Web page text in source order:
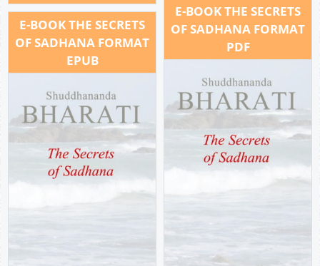
E-BOOK THE SECRETS
OF SADHANA FORMAT
PDF
E-BOOK THE SECRETS
OF SADHANA FORMAT
EPUB